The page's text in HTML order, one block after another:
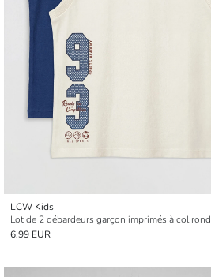
LCW Kids
Lot de 2 débardeurs garçon imprimés à col rond
6.99 EUR